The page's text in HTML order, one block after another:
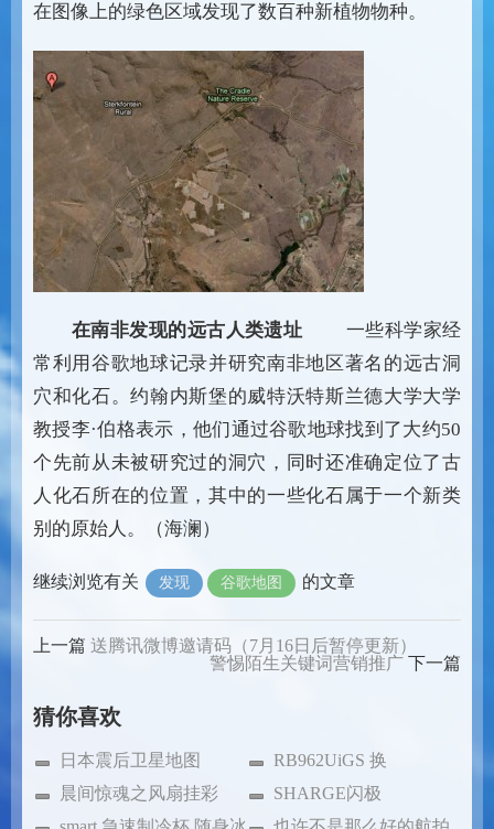
在图像上的绿色区域发现了数百种新植物物种。
在南非发现的远古人类遗址
一些科学家经
常利用谷歌地球记录并研究南非地区著名的远古洞
穴和化石。约翰内斯堡的威特沃特斯兰德大学大学
教授李·伯格表示，他们通过谷歌地球找到了大约50
个先前从未被研究过的洞穴，同时还准确定位了古
人化石所在的位置，其中的一些化石属于一个新类
别的原始人。（海澜）
继续浏览有关 发现 谷歌地图 的文章
上一篇 送腾讯微博邀请码（7月16日后暂停更新）
警惕陌生关键词营销推广 下一篇
猜你喜欢
日本震后卫星地图
RB962UiGS 换
CCR1009-7G
晨间惊魂之风扇挂彩
SHARGE闪极